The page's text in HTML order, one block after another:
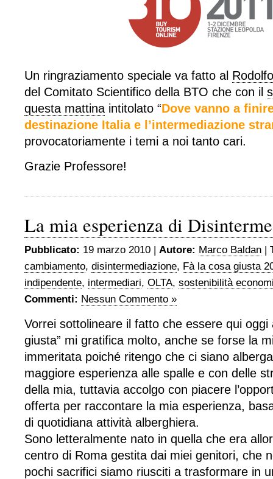
Un ringraziamento speciale va fatto al
del Comitato Scientifico della BTO che con il
questa mattina intitolato “Dove vanno a
destinazione Italia e l’intermediazione
provocatoriamente i temi a noi tanto cari.
Grazie Professore!
La mia esperienza di
Pubblicato: 19 marzo 2010 | Autore: Marco Baldan |
cambiamento, disintermediazione, Fà la cosa giusta
indipendente, intermediari, OLTA, sostenibilità
Commenti: Nessun Commento »
Vorrei sottolineare il fatto che essere qui oggi
giusta” mi gratifica molto, anche se forse la
immeritata poiché ritengo che ci siano
maggiore esperienza alle spalle e con delle
della mia, tuttavia accolgo con piacere
offerta per raccontare la mia esperienza,
di quotidiana attività alberghiera.
Sono letteralmente nato in quella che era
centro di Roma gestita dai miei genitori, che
pochi sacrifici siamo riusciti a trasformare in